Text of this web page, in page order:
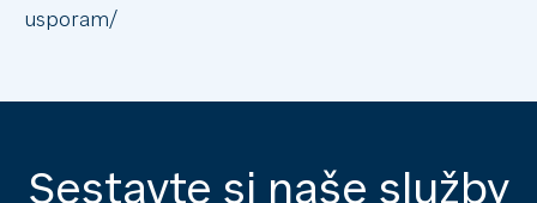
usporam/
Sestavte si naše služby